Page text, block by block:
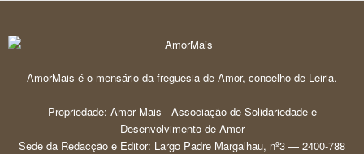
AmorMais é o mensário da freguesia de Amor, concelho de Leiria.
Propriedade: Amor Mais - Associação de Solidariedade e
Desenvolvimento de Amor
Sede da Redacção e Editor: Largo Padre Margalhau, nº3 — 2400-788